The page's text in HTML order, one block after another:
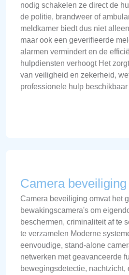
nodig schakelen ze direct de
de politie, brandweer of
meldkamer biedt dus niet
maar ook een geverifieerde
alarmen vermindert en de
hulpdiensten verhoogt Het
van veiligheid en zekerheid,
professionele hulp beschikbaar
Camera
Camera beveiliging omvat het
bewakingscamera's om
beschermen, criminaliteit af te
te verzamelen Moderne
eenvoudige, stand-alone
netwerken met geavanceerde
bewegingsdetectie, nachtzicht,